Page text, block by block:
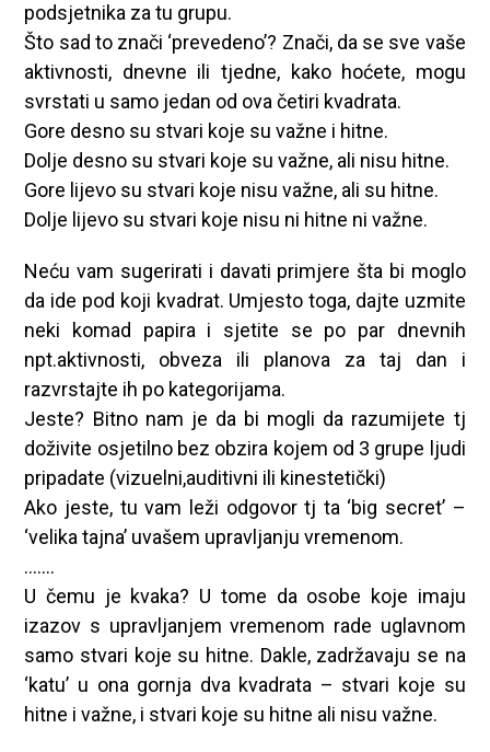
podsjetnika za tu grupu.
Što sad to znači ‘prevedeno’? Znači, da se sve vaše
aktivnosti, dnevne ili tjedne, kako hoćete, mogu
svrstati u samo jedan od ova četiri kvadrata.
Gore desno su stvari koje su važne i hitne.
Dolje desno su stvari koje su važne, ali nisu hitne.
Gore lijevo su stvari koje nisu važne, ali su hitne.
Dolje lijevo su stvari koje nisu ni hitne ni važne.
Neću vam sugerirati i davati primjere šta bi moglo
da ide pod koji kvadrat. Umjesto toga, dajte uzmite
neki komad papira i sjetite se po par dnevnih
npt.aktivnosti, obveza ili planova za taj dan i
razvrstajte ih po kategorijama.
Jeste? Bitno nam je da bi mogli da razumijete tj
doživite osjetilno bez obzira kojem od 3 grupe ljudi
pripadate (vizuelni,auditivni ili kinestetički)
Ako jeste, tu vam leži odgovor tj ta ‘big secret’ –
‘velika tajna’ uvašem upravljanju vremenom.
…….
U čemu je kvaka? U tome da osobe koje imaju
izazov s upravljanjem vremenom rade uglavnom
samo stvari koje su hitne. Dakle, zadržavaju se na
‘katu’ u ona gornja dva kvadrata – stvari koje su
hitne i važne, i stvari koje su hitne ali nisu važne.